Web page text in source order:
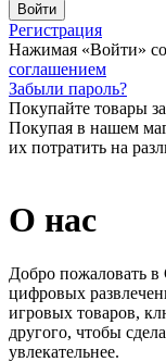
Войти
Регистрация
Нажимая «Войти»
соглашением
Забыли пароль?
Покупайте товары
Покупая в нашем
их потратить на
О нас
Добро пожаловать
цифровых
игровых товаров,
другого, чтобы
увлекательнее.